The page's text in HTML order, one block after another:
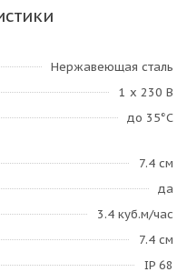
Нержавеющая сталь
1 х 230 В
до 35°C
7.4 см
да
3.4 куб.м/час
7.4 см
IP 68